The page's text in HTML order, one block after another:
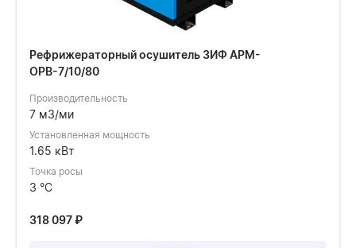
Рефрижераторный осушитель ЗИФ АРМ-
ОРВ-7/10/80
Производительность
7 м3/ми
Установленная мощность
1.65 кВт
Точка росы
3 °C
318 097₽